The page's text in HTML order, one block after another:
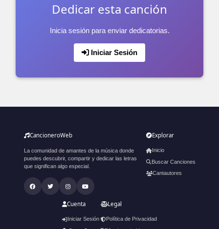
Dedicar esta canción
Inicia sesión para enviar dedicatorias.
Iniciar Sesión
CancioneroWeb
La comunidad de amantes de la música donde
puedes descubrir, compartir y dedicar las letras
que significan algo especial.
Explorar
Inicio
Buscar Canciones
Cantautores
Cuenta
Iniciar Sesión
Legal
Política de Privacidad